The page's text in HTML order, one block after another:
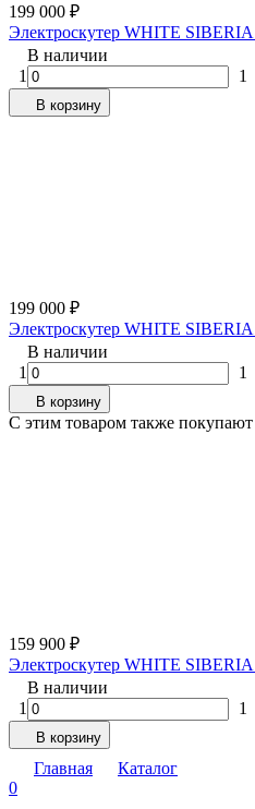
199 000 ₽
Электроскутер WHITE
В наличии
1
1
В корзину
199 000 ₽
Электроскутер WHITE
В наличии
1
1
В корзину
C этим товаром также покупают
159 900 ₽
Электроскутер WHITE
В наличии
1
1
В корзину
Главная
Каталог
0